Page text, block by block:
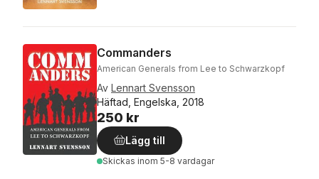
Commanders
American Generals from Lee to Schwarzkopf
Av Lennart Svensson
Häftad, Engelska, 2018
250 kr
Lägg till
Skickas inom 5-8 vardagar